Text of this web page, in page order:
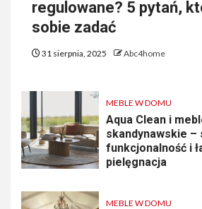
regulowane? 5 pytań,
sobie zadać
31 sierpnia, 2025 Abc4home
MEBLE W DOMU
Aqua Clean i
skandynawskie –
funkcjonalność i
pielęgnacja
MEBLE W DOMU